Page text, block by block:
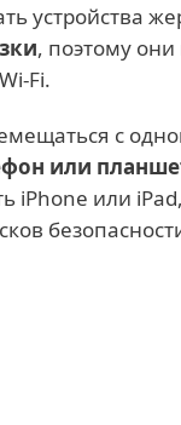
устройства
, поэтому
Fi.
с
или
iPhone или